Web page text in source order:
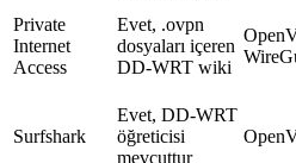
Private
Internet
Access
Evet, .ovpn
dosyaları içeren
DD-WRT wiki
Surfshark
Evet, DD-WRT
öğreticisi
mevcuttur